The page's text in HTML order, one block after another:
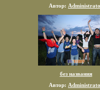
Автор:
без названия
Автор: